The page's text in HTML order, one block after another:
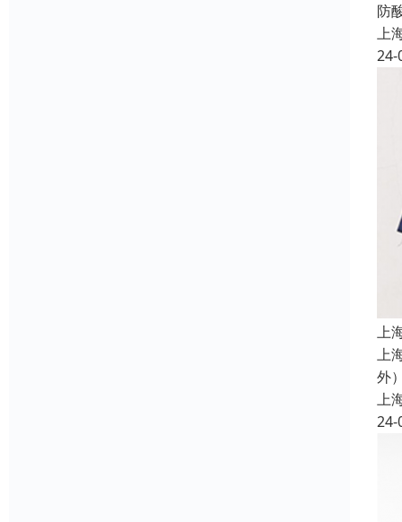
防
上
24-
上
上
外
上
24-